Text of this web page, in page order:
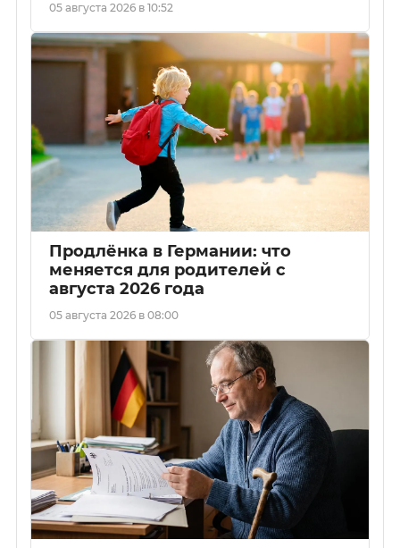
05 августа 2026 в 10:52
Продлёнка в Германии: что
меняется для родителей с
августа 2026 года
05 августа 2026 в 08:00